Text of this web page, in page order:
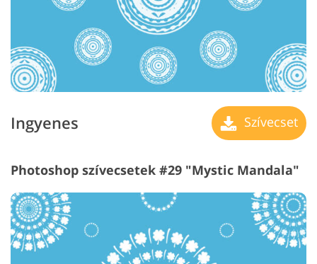
Ingyenes Szívecset
Photoshop szívecsetek #29 "Mystic Mandala"